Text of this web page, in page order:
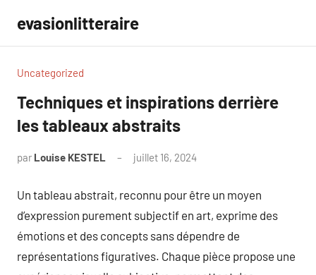
contenu
evasionlitteraire
Uncategorized
Techniques et inspirations derrière
les tableaux abstraits
par Louise KESTEL juillet 16, 2024
Un tableau abstrait, reconnu pour être un moyen
d’expression purement subjectif en art, exprime des
émotions et des concepts sans dépendre de
représentations figuratives. Chaque pièce propose une